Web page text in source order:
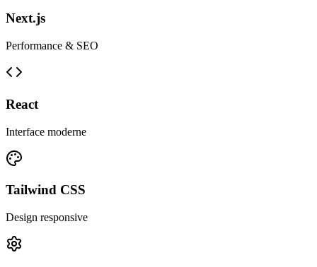
Next.js
Performance & SEO
React
Interface moderne
Tailwind CSS
Design responsive